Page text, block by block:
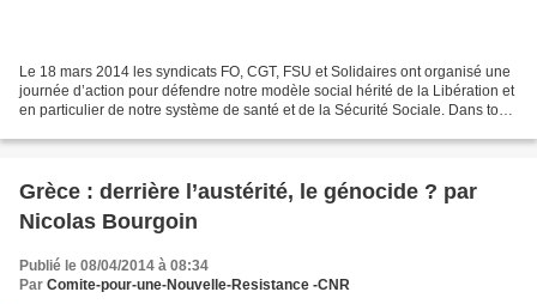
Le 18 mars 2014 les syndicats FO, CGT, FSU et Solidaires ont organisé une
journée d’action pour défendre notre modèle social hérité de la Libération et
en particulier de notre système de santé et de la Sécurité Sociale. Dans tous
Grèce : derrière l’austérité, le génocide ? par
Nicolas Bourgoin
Publié le 08/04/2014 à 08:34
Par Comite-pour-une-Nouvelle-Resistance -CNR